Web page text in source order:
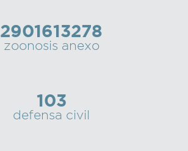
2901613278
zoonosis anexo
103
defensa civil